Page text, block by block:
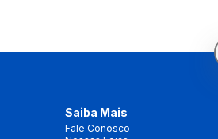
Saiba Mais
Fale Conosco